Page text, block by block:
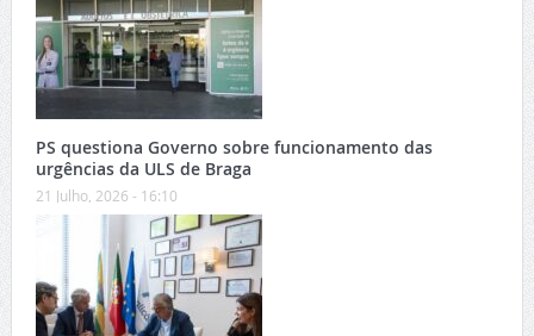
PS questiona Governo sobre funcionamento das
urgências da ULS de Braga
21 Julho, 2026 - 16:10